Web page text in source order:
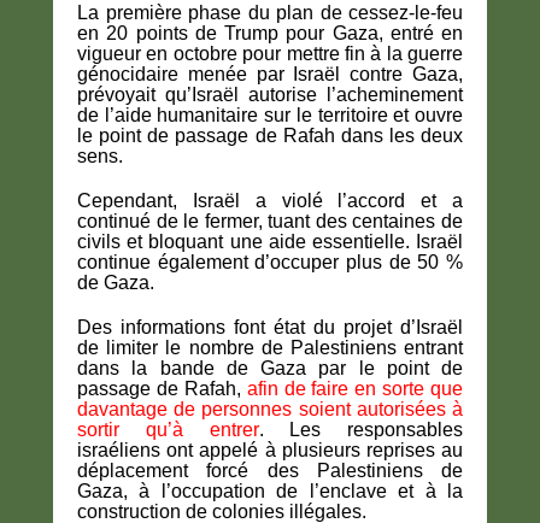
La première phase du plan de cessez-le-feu
en 20 points de Trump pour Gaza, entré en
vigueur en octobre pour mettre fin à la guerre
génocidaire menée par Israël contre Gaza,
prévoyait qu’Israël autorise l’acheminement
de l’aide humanitaire sur le territoire et ouvre
le point de passage de Rafah dans les deux
sens.
Cependant, Israël a violé l’accord et a
continué de le fermer, tuant des centaines de
civils et bloquant une aide essentielle. Israël
continue également d’occuper plus de 50 %
de Gaza.
Des informations font état du projet d’Israël
de limiter le nombre de Palestiniens entrant
dans la bande de Gaza par le point de
passage de Rafah, afin de faire en sorte que
davantage de personnes soient autorisées à
sortir qu’à entrer. Les responsables
israéliens ont appelé à plusieurs reprises au
déplacement forcé des Palestiniens de
Gaza, à l’occupation de l’enclave et à la
construction de colonies illégales.